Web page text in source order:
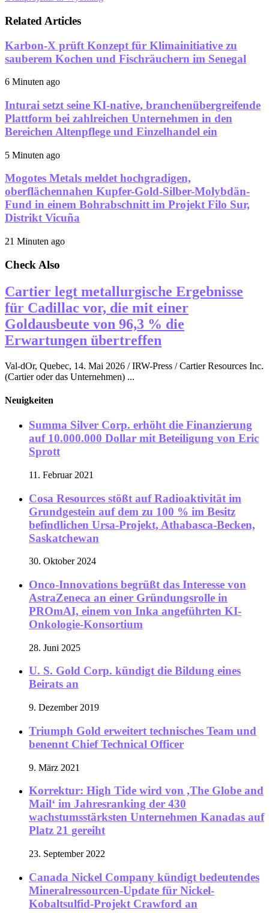
Related Articles
Karbon-X prüft Konzept für Klimainitiative zu
sauberem Kochen und Fischräuchern im Senegal
6 Minuten ago
Inturai setzt seine KI-native, branchenübergreifende
Plattform bei zahlreichen Unternehmen in den
Bereichen Altenpflege und Einzelhandel ein
5 Minuten ago
Mogotes Metals meldet hochgradigen,
oberflächennahen Kupfer-Gold-Silber-Molybdän-
Fund in einem Bohrabschnitt im Projekt Filo Sur,
Distrikt Vicuña
21 Minuten ago
Check Also
Cartier legt metallurgische Ergebnisse
für Cadillac vor, die mit einer
Goldausbeute von 96,3 % die
Erwartungen übertreffen
Val-dOr, Quebec, 14. Mai 2026 / IRW-Press / Cartier Resources Inc.
(Cartier oder das Unternehmen) ...
Neuigkeiten
Summa Silver Corp. erhöht die Finanzierung
auf 10.000.000 Dollar mit Beteiligung von Eric
Sprott
11. Februar 2021
Cosa Resources stößt auf Radioaktivität im
Grundgestein auf dem zu 100 % im Besitz
befindlichen Ursa-Projekt, Athabasca-Becken,
Saskatchewan
30. Oktober 2024
Onco-Innovations begrüßt das Interesse von
AstraZeneca an einer Gründungsrolle in
PROmAI, einem von Inka angeführten KI-
Onkologie-Konsortium
28. Juni 2025
U. S. Gold Corp. kündigt die Bildung eines
Beirats an
9. Dezember 2019
Triumph Gold erweitert technisches Team und
benennt Chief Technical Officer
9. März 2021
Korrektur: High Tide wird von ,The Globe and
Mail‘ im Jahresranking der 430
wachstumsstärksten Unternehmen Kanadas auf
Platz 21 gereiht
23. September 2022
Canada Nickel Company kündigt bedeutendes
Mineralressourcen-Update für Nickel-
Kobaltsulfid-Projekt Crawford an